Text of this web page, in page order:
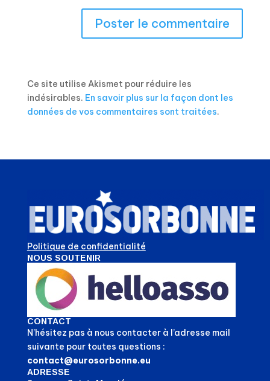
Ce site utilise Akismet pour réduire les
indésirables. En savoir plus sur la façon dont les
données de vos commentaires sont traitées.
Politique de confidentialité
NOUS SOUTENIR
CONTACT
N’hésitez pas à nous contacter à l’adresse mail
suivante pour toutes questions :
contact@eurosorbonne.eu
ADRESSE